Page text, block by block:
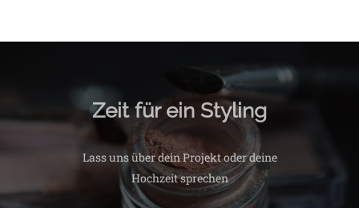
Zeit für ein Styling
Lass uns über dein Projekt oder deine
Hochzeit sprechen